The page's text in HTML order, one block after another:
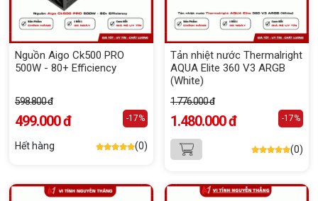
Nguồn Aigo Ck500 PRO
500W - 80+ Efficiency
598.800 đ
499.000 đ -17%
Hết hàng (0)
Tản nhiệt nước Thermalright
AQUA Elite 360 V3 ARGB
(White)
1.776.000 đ
1.480.000 đ -17%
(0)